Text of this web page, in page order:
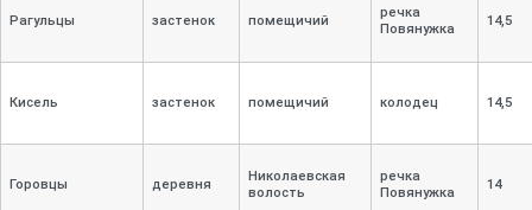
Рагульцы застенок помещичий
речка
Повянужка
14,5
Кисель застенок помещичий колодец 14,5
Горовцы деревня
Николаевская
волость
речка
Повянужка
14